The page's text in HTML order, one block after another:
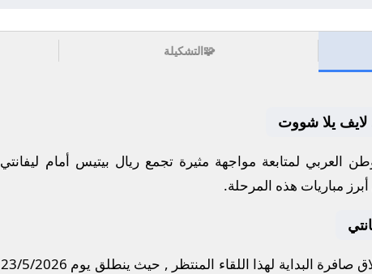
🧩التشكيلة
لايف يلا شووت
العربي لمتابعة مواجهة مثيرة تجمعريال بيتيس أمام ليفانتي
مباريات هذه المرحلة.
صافرة البداية لهذا اللقاء المنتظر , حيث ينطلق يوم 23/5/2026